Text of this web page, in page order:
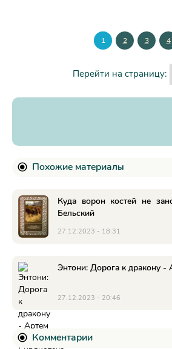
1 2 3 4
Перейти на страницу:
Похожие материалы
Куда ворон костей не
Бельский
27.12.2023 - 18:31
Энтони: Дорога к дракону -
27.12.2023 - 20:46
Комментарии